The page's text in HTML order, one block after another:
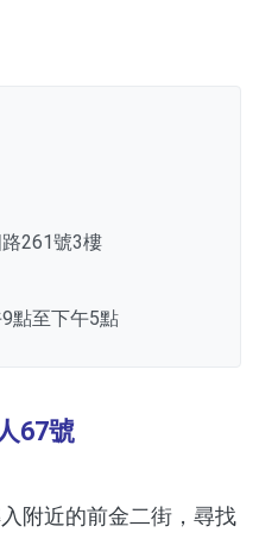
261號3樓
點至下午5點
67號
近的前金二街，尋找